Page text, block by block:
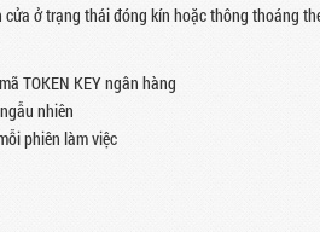
cửa ở trạng thái đóng kín hoặc thông thoáng
TOKEN KEY ngân hàng
nhiên
phiên làm việc